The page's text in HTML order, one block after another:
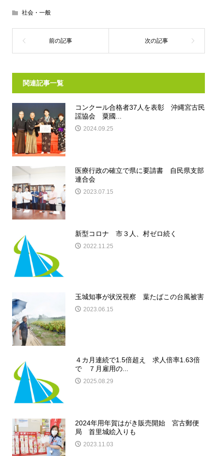
社会・一般
関連記事一覧
コンクール合格者37人を表彰 沖縄宮古民
謡協会 粟國...
2024.09.25
医療行政の確立で県に要請書 自民県支部
連合会
2023.07.15
新型コロナ 市３人、村ゼロ続く
2022.11.25
玉城知事が状況視察 葉たばこの台風被害
2023.06.15
４カ月連続で1.5倍超え 求人倍率1.63倍
で ７月雇用の...
2025.08.29
2024年用年賀はがき販売開始 宮古郵便
局 首里城絵入りも
2023.11.03